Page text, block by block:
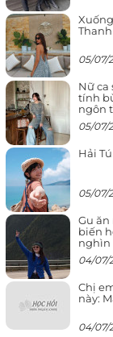
05/07/
Nữ ca
tính
ngôn
05/07/
Hải
05/07/
Gu ăn
biến
nghìn
04/07/
Chị
này:
04/07/